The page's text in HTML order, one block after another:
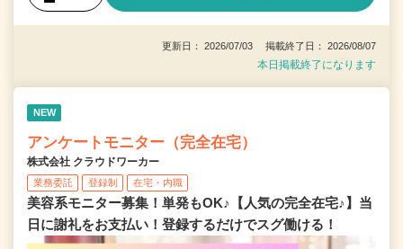
更新日： 2026/07/03 掲載終了日： 2026/08/07
本日掲載終了になります
NEW
アンケートモニター（完全在宅）
株式会社 クラウドワーカー
業務委託 登録制 在宅・内職
美容系モニター募集！単発もOK♪【人気の完全在宅♪】当
日に謝礼をお支払い！登録するだけでスグ働ける！